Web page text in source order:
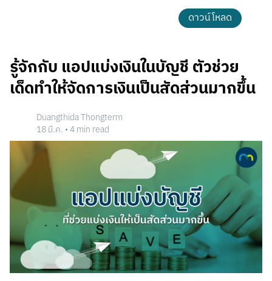
ดาวน์โหลด
รู้จักกับ แอปแบ่งเงินในบัญชี ตัวช่วย
เด็ดทำให้จัดการเงินเป็นสัดส่วนมากขึ้น
Duangthida Thongterm
18 มี.ค. •4min read